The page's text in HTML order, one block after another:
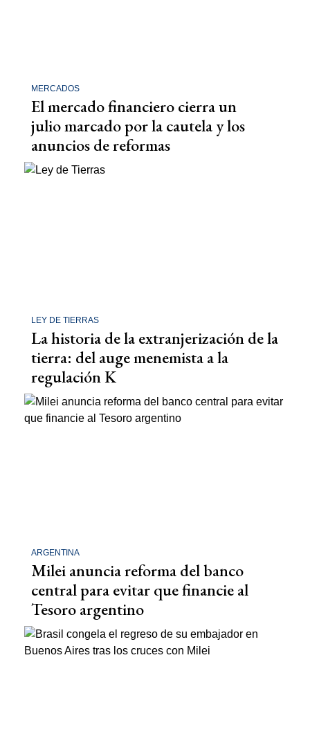
MERCADOS
El mercado financiero cierra un
julio marcado por la cautela y los
anuncios de reformas
LEY DE TIERRAS
La historia de la extranjerización de la
tierra: del auge menemista a la
regulación K
ARGENTINA
Milei anuncia reforma del banco
central para evitar que financie al
Tesoro argentino